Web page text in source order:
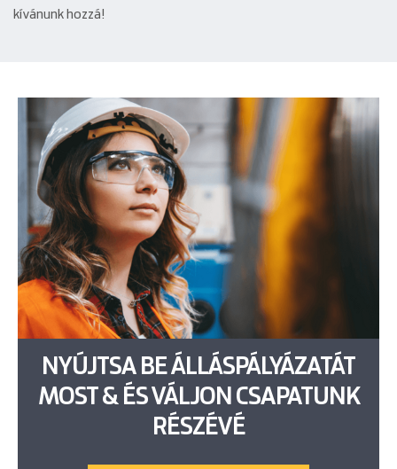
kívánunk hozzá!
NYÚJTSA BE ÁLLÁSPÁLYÁZATÁT
MOST & ÉS VÁLJON CSAPATUNK
RÉSZÉVÉ